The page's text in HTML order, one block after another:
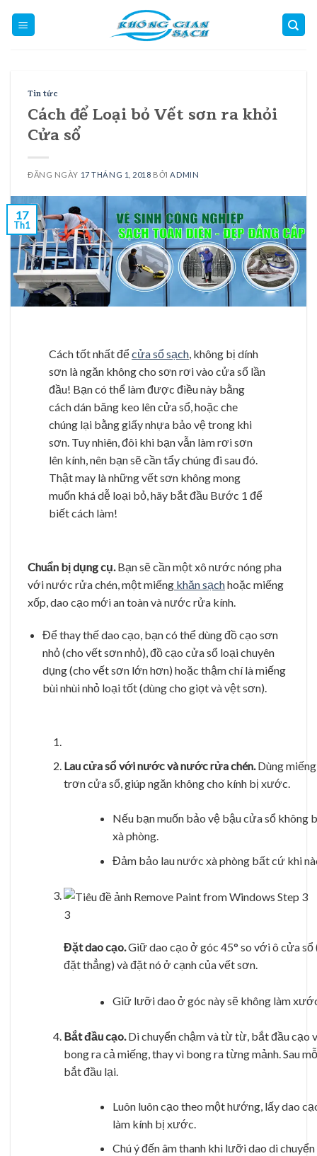
Tin tức
Cách để Loại bỏ Vết sơn ra khỏi
Cửa sổ
ĐĂNG NGÀY 17 THÁNG 1, 2018 BỞI ADMIN
17
Th1
Cách tốt nhất đểcửa sổ sạch, không bị dính
sơn là ngăn không cho sơn rơi vào cửa sổ lần
đầu! Bạn có thể làm được điều này bằng
cách dán băng keo lên cửa sổ, hoặc che
chúng lại bằng giấy nhựa bảo vệ trong khi
sơn. Tuy nhiên, đôi khi bạn vẫn làm rơi sơn
lên kính, nên bạn sẽ cần tẩy chúng đi sau đó.
Thật may là những vết sơn không mong
muốn khá dễ loại bỏ, hãy bắt đầu Bước 1 để
biết cách làm!
Chuẩn bị dụng cụ.Bạn sẽ cần một xô nước nóng pha
với nước rửa chén, một miếng khăn sạchhoặc miếng
xốp, dao cạo mới an toàn và nước rửa kính.
Để thay thế dao cạo, bạn có thể dùng đồ cạo sơn
nhỏ (cho vết sơn nhỏ), đồ cạo cửa sổ loại chuyên
dụng (cho vết sơn lớn hơn) hoặc thậm chí là miếng
bùi nhùi nhỏ loại tốt (dùng cho giọt và vệt sơn).
Lau cửa sổ với nước và nước rửa chén.Dùng miếng
trơn cửa sổ, giúp ngăn không cho kính bị xước.
Nếu bạn muốn bảo vệ bậu cửa sổ
xà phòng.
Đảm bảo lau nước xà phòng bất cứ khi
3
Đặt dao cạo.Giữ dao cạo ở góc 45° so với ô cửa
đặt thẳng) và đặt nó ở cạnh của vết sơn.
Giữ lưỡi dao ở góc này sẽ không làm
Bắt đầu cạo.Di chuyển chậm và từ từ, bắt đầu cạo
bong ra cả miếng, thay vì bong ra từng mảnh. Sau
bắt đầu lại.
Luôn luôn cạo theo một hướng, lấy dao
làm kính bị xước.
Chú ý đến âm thanh khi lưỡi dao di